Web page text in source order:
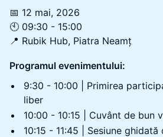
📅 12 mai, 2026
🕙 09:30 - 15:00
📍 Rubik Hub, Piatra Neamț
Programul evenimentului:
9:30 - 10:00 | Primirea
liber
10:00 - 10:15 | Cuvânt de bun
10:15 - 11:45 | Sesiune ghidată